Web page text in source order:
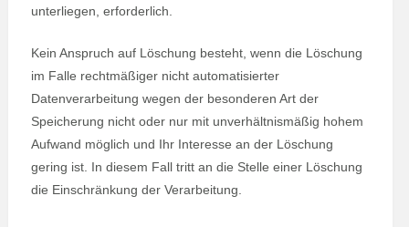
unterliegen, erforderlich.
Kein Anspruch auf Löschung besteht, wenn die Löschung
im Falle rechtmäßiger nicht automatisierter
Datenverarbeitung wegen der besonderen Art der
Speicherung nicht oder nur mit unverhältnismäßig hohem
Aufwand möglich und Ihr Interesse an der Löschung
gering ist. In diesem Fall tritt an die Stelle einer Löschung
die Einschränkung der Verarbeitung.